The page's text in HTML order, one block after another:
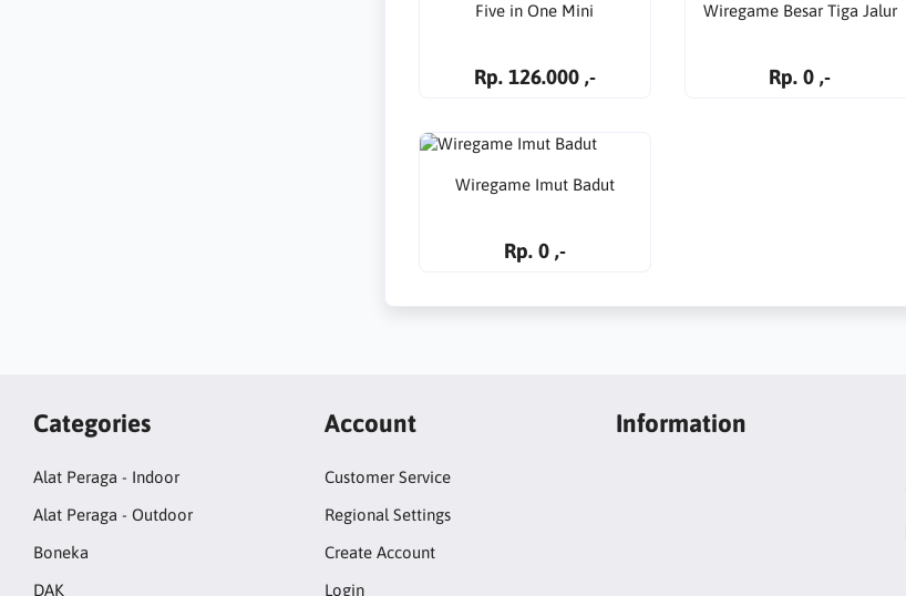
Five in One Mini
Rp. 126.000 ,-
Wiregame Besar Tiga Jalur
Rp. 0 ,-
Wiregame Imut Badut
Rp. 0 ,-
Categories
Alat Peraga - Indoor
Alat Peraga - Outdoor
Boneka
DAK
Account
Customer Service
Regional Settings
Create Account
Login
Information